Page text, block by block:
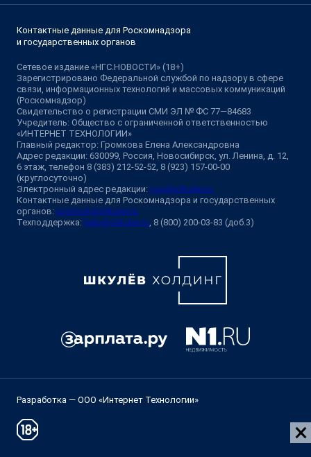
Контактные данные для Роскомнадзора
и государственных органов
Сетевое издание «НГС.НОВОСТИ» (18+)
Зарегистрировано Федеральной службой по надзору в сфере
связи, информационных технологий и массовых коммуникаций
(Роскомнадзор)
Свидетельство о регистрации СМИ ЭЛ № ФС 77—84683
Учредитель: Общество с ограниченной ответственностью
«ИНТЕРНЕТ ТЕХНОЛОГИИ»
Главный редактор: Громкова Елена Александровна
Адрес редакции: 630099, Россия, Новосибирск, ул. Ленина, д. 12,
6 этаж, телефон 8 (383) 212-52-52, 8 (923) 157-00-00
(круглосуточно)
Электронный адрес редакции: ngs@shkulev.ru
Контактные данные для Роскомнадзора и государственных
органов: juristnsk@shkulev.ru
Техподдержка: help@shkulev.ru , 8 (800) 200-03-83 (доб.3)
Разработка — ООО «Интернет Технологии»